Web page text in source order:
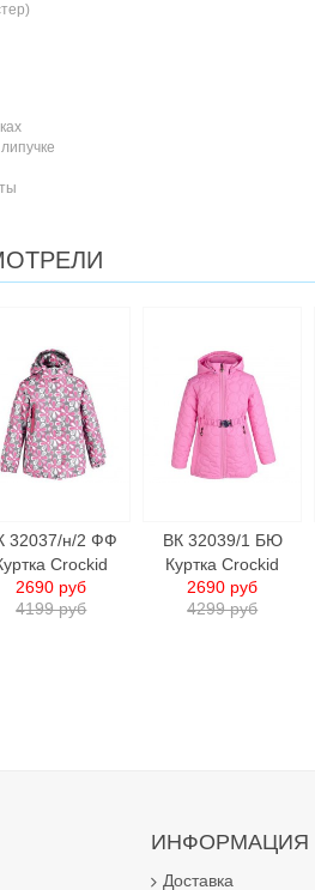
32037/н/2 ФФ
Crockid
4199 руб
2690 руб
ВК 32039/1 БЮ
Куртка Crockid
4299 руб
2690 руб
ИНФОРМАЦИЯ
Доставка